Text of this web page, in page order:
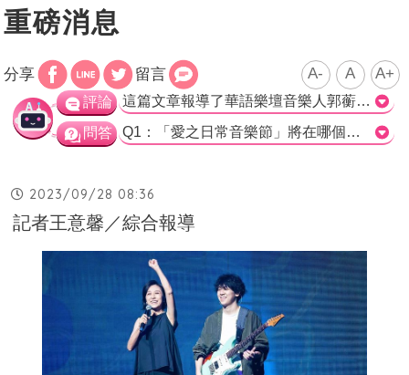
重磅消息
分享 留言 A- A A+
評論 這篇文章報導了華語樂壇音樂人郭蘅祈、黃韻玲、陳建騏主導的「愛之日常音樂節」即將舉行的消息。其中黃韻玲與她的兒子Arthur組成了團體「阿玲娘」，並將在音樂節上演出。文章中提到黃韻玲思前顧後選擇團名，最終決定用兒子的名字加上自己的名字，取名「阿玲娘」。這個限定組合在會議室中引起爆笑，並得到了一致的認同。此外，文章也提到黃韻玲在2007年的演唱會上曾與兒子一起表演，如今再次合作，兒子已成為專業吉他手。黃韻玲尋求他的合作時，卻得到了「你沒早跟我預定時間喔」的回答，這讓她感到哭笑不得。 這篇文章報導了「愛之日常音樂節」將舉辦第五屆的消息，並特別提到了黃韻玲與她兒子組成的團體「阿玲娘」在該音樂節上的演出。黃韻玲在選擇團名時充滿幽默感，並且成功引起了會議室的爆笑和一致認同。此外，文章也提到了黃韻玲與兒子在過去的合作經歷，以及現在兒子已成為專業吉他手的事實。然而，黃韻玲尋求兒子的合作時卻得到了一個有趣的回答，這種情境給人既尷尬又好笑的感覺。 整體而言，這篇文章報導了一個有趣且讓人期待的音樂節活動，並且提到了其中一個特別的演出組合「阿玲娘」。這個報導以幽默的方式描述了團名的來源以及黃韻玲與兒子的合作歷程，讓讀者在笑聲中期待他們在音樂節上的表演。>
問答 Q1：「愛之日常音樂節」將在哪個地點舉行? a) 台中文心森林公園 b) 台北市內湖區 c) 高雄市鳳山區 正確解答：a) 台中文心森林公園 Q2：黃韻玲和兒子Arthur組成的團名是什麼? a) 阿玲娘 b) 愛之日常音樂節 c) 春暖花開 正確解答：a) 阿玲娘 Q3：黃韻玲和兒子Arthur之前曾在哪個地方同台演出? a) 愛之日常音樂節 b) 台北市內湖區 c) 同一地點 正確解答：c) 同一地點
2023/09/28 08:36
記者王意馨／綜合報導